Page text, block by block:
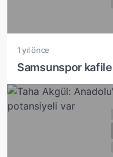
1 yıl önce
Samsunspor